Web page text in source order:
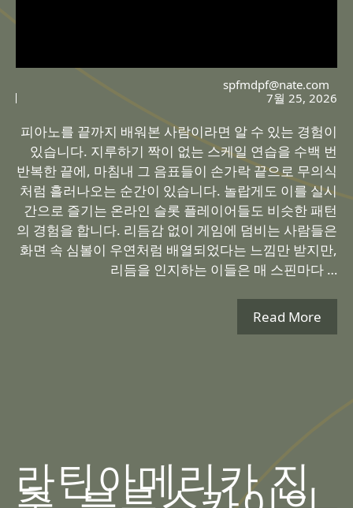
spfmdpf@nate.com
7월 25, 2026
피아노를 끝까지 배워본 사람이라면 알 수 있는 경험이
있습니다. 지루하기 짝이 없는 스케일 연습을 수백 번
반복한 끝에, 마침내 그 음표들이 손가락 끝으로 무의식
처럼 흘러나오는 순간이 있습니다. 놀랍게도 이를 실시
간으로 즐기는 온라인 슬롯 플레이어들도 비슷한 패턴
의 경험을 합니다. 리듬감 없이 게임에 덤비는 사람들은
화면 속 심볼이 우연처럼 배열되었다는 느낌만 받지만,
리듬을 인지하는 이들은 매 스핀마다 …
Read More
라틴아메리카 진